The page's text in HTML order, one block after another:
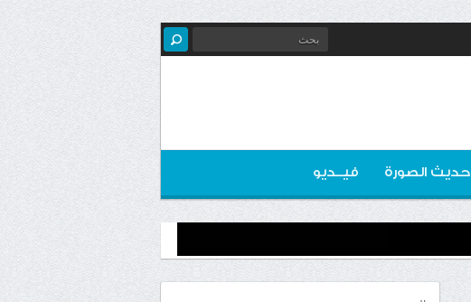
حديث الصورة فيــديو